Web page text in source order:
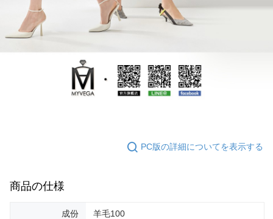
PC版の詳細についてを表示する
商品の仕様
成份 羊毛100